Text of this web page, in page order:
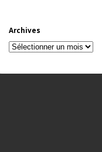
Archives
Archives